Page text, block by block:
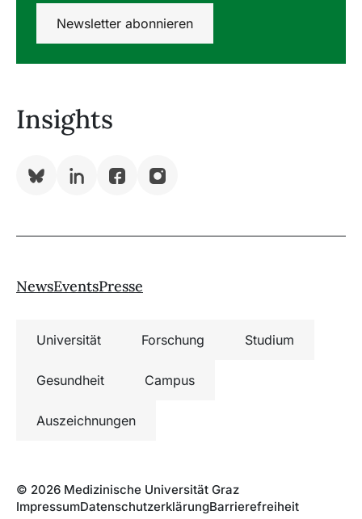
Newsletter abonnieren
Insights
Bluesky LinkedInFacebookInstagram
NewsEventsPresse
Universität Forschung Studium
Gesundheit Campus
Auszeichnungen
© 2026 Medizinische Universität Graz
ImpressumDatenschutzerklärungBarrierefreiheit